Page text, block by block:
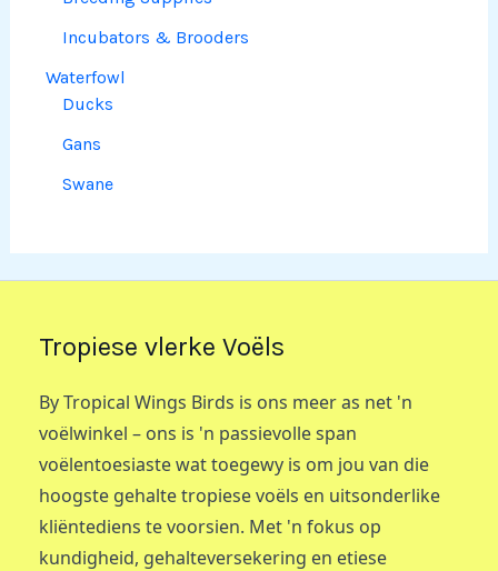
Incubators & Brooders
Waterfowl
Ducks
Gans
Swane
Tropiese vlerke Voëls
By Tropical Wings Birds is ons meer as net 'n
voëlwinkel – ons is 'n passievolle span
voëlentoesiaste wat toegewy is om jou van die
hoogste gehalte tropiese voëls en uitsonderlike
kliëntediens te voorsien. Met 'n fokus op
kundigheid, gehalteversekering en etiese